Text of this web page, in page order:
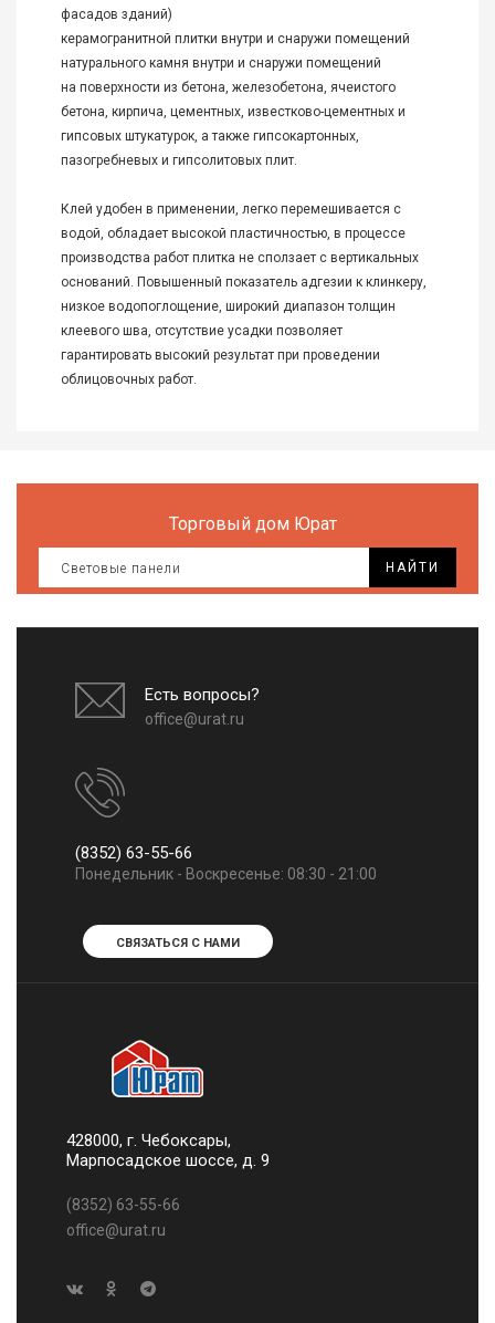
фасадов зданий)
керамогранитной плитки внутри и снаружи помещений
натурального камня внутри и снаружи помещений
на поверхности из бетона, железобетона, ячеистого
бетона, кирпича, цементных, известково-цементных и
гипсовых штукатурок, а также гипсокартонных,
пазогребневых и гипсолитовых плит.
Клей удобен в применении, легко перемешивается с
водой, обладает высокой пластичностью, в процессе
производства работ плитка не сползает с вертикальных
оснований. Повышенный показатель адгезии к клинкеру,
низкое водопоглощение, широкий диапазон толщин
клеевого шва, отсутствие усадки позволяет
гарантировать высокий результат при проведении
облицовочных работ.
Торговый дом Юрат
НАЙТИ
Есть вопросы?
office@urat.ru
(8352) 63-55-66
Понедельник - Воскресенье: 08:30 - 21:00
СВЯЗАТЬСЯ С НАМИ
428000, г. Чебоксары,
Марпосадское шоссе, д. 9
(8352) 63-55-66
office@urat.ru